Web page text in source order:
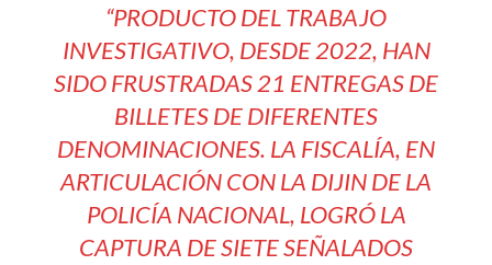
“PRODUCTO DEL TRABAJO
INVESTIGATIVO, DESDE 2022, HAN
SIDO FRUSTRADAS 21 ENTREGAS DE
BILLETES DE DIFERENTES
DENOMINACIONES. LA FISCALÍA, EN
ARTICULACIÓN CON LA DIJIN DE LA
POLICÍA NACIONAL, LOGRÓ LA
CAPTURA DE SIETE SEÑALADOS